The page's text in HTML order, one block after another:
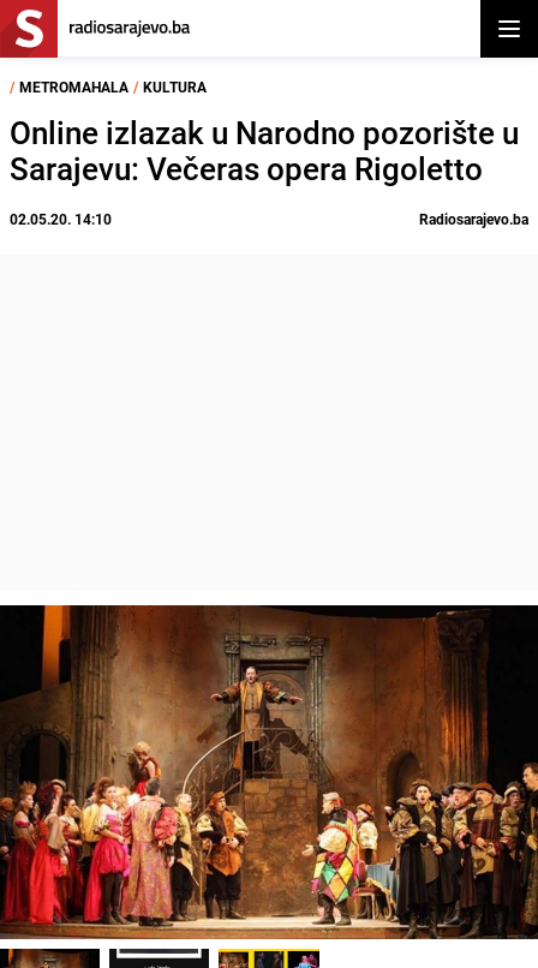
/ METROMAHALA / KULTURA
Online izlazak u Narodno pozorište u
Sarajevu: Večeras opera Rigoletto
02.05.20. 14:10 Radiosarajevo.ba